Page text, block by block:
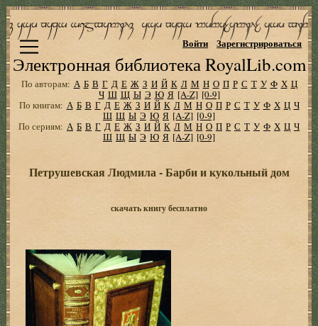
Электронная библиотека RoyalLib.com
Войти Зарегистрироваться
По авторам: А Б В Г Д Е Ж З И Й К Л М Н О П Р С Т У Ф Х Ц
Ч Ш Щ Ы Э Ю Я [A-Z] [0-9]
По книгам: А Б В Г Д Е Ж З И Й К Л М Н О П Р С Т У Ф Х Ц Ч
Ш Щ Ы Э Ю Я [A-Z] [0-9]
По сериям: А Б В Г Д Е Ж З И Й К Л М Н О П Р С Т У Ф Х Ц Ч
Ш Щ Ы Э Ю Я [A-Z] [0-9]
Петрушевская Людмила - Барби и кукольный дом
скачать книгу бесплатно